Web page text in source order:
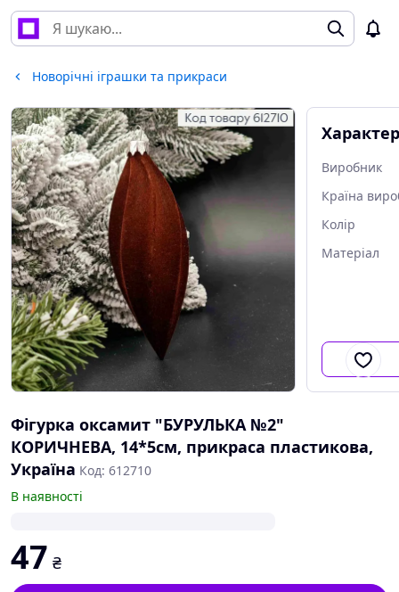
Новорічні іграшки та прикраси
Виробник
Країна
Колір
Матеріал
Фігурка оксамит "БУРУЛЬКА №2"
КОРИЧНЕВА, 14*5см, прикраса пластикова,
Україна Код: 612710
В наявності
47 ₴